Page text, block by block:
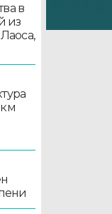
в
из